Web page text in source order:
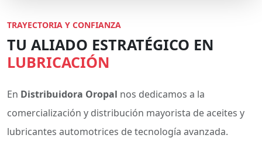
TRAYECTORIA Y CONFIANZA
TU ALIADO ESTRATÉGICO EN
LUBRICACIÓN
En Distribuidora Oropal nos dedicamos a la
comercialización y distribución mayorista de aceites y
lubricantes automotrices de tecnología avanzada.